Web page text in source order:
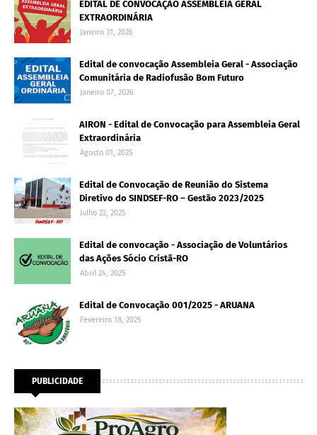
EDITAL DE CONVOCAÇÃO ASSEMBLEIA GERAL
EXTRAORDINÁRIA
Janeiro 31, 2026
Edital de convocação Assembleia Geral - Associação
Comunitária de Radiofusão Bom Futuro
Janeiro 07, 2026
AIRON - Edital de Convocação para Assembleia Geral
Extraordinária
Agosto 01, 2025
Edital de Convocação de Reunião do Sistema
Diretivo do SINDSEF-RO – Gestão 2023/2025
Julho 22, 2025
Edital de convocação - Associação de Voluntários
das Ações Sócio Cristã-RO
Abril 24, 2025
Edital de Convocação 001/2025 - ARUANA
Fevereiro 18, 2025
PUBLICIDADE